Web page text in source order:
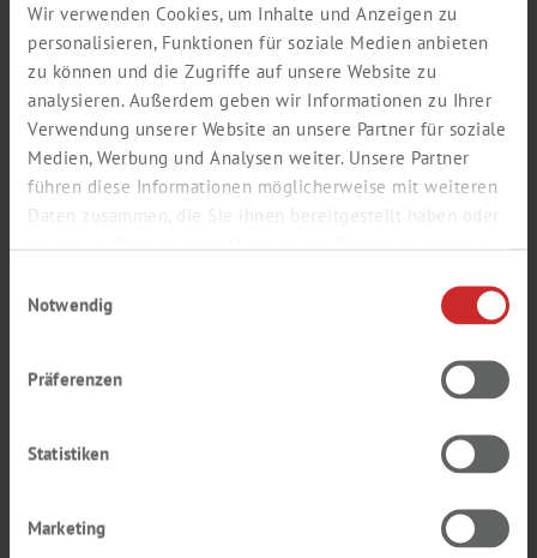
Wir verwenden Cookies, um Inhalte und Anzeigen zu
personalisieren, Funktionen für soziale Medien anbieten
zu können und die Zugriffe auf unsere Website zu
analysieren. Außerdem geben wir Informationen zu Ihrer
Verwendung unserer Website an unsere Partner für soziale
Medien, Werbung und Analysen weiter. Unsere Partner
führen diese Informationen möglicherweise mit weiteren
Daten zusammen, die Sie ihnen bereitgestellt haben oder
Notwendig
Präferenzen
Statistiken
Marketing
MODERNE BESCHAFFUNGSLÖSUNGEN
Ob Sie persönliche Beratung oder moderne
Lösungenvia Webshop oder
e-Catalog bevorzugen: Unser kompetentes Team in unseren
deutschen und europäischenStandortenist mit innovativen
Lösungen für Ihren Bedarf und Einkauf da. Dazu gehören auch
unsere eigenen Logistikzentren mit hoher Waren­verfügbarkeit, auch
bei Labor­chemikalien. Denn wir verstehen Labor und handeln mit
Ihnen für die Zukunft.
BIOSOLUTE®, CHEMSOLUTE®